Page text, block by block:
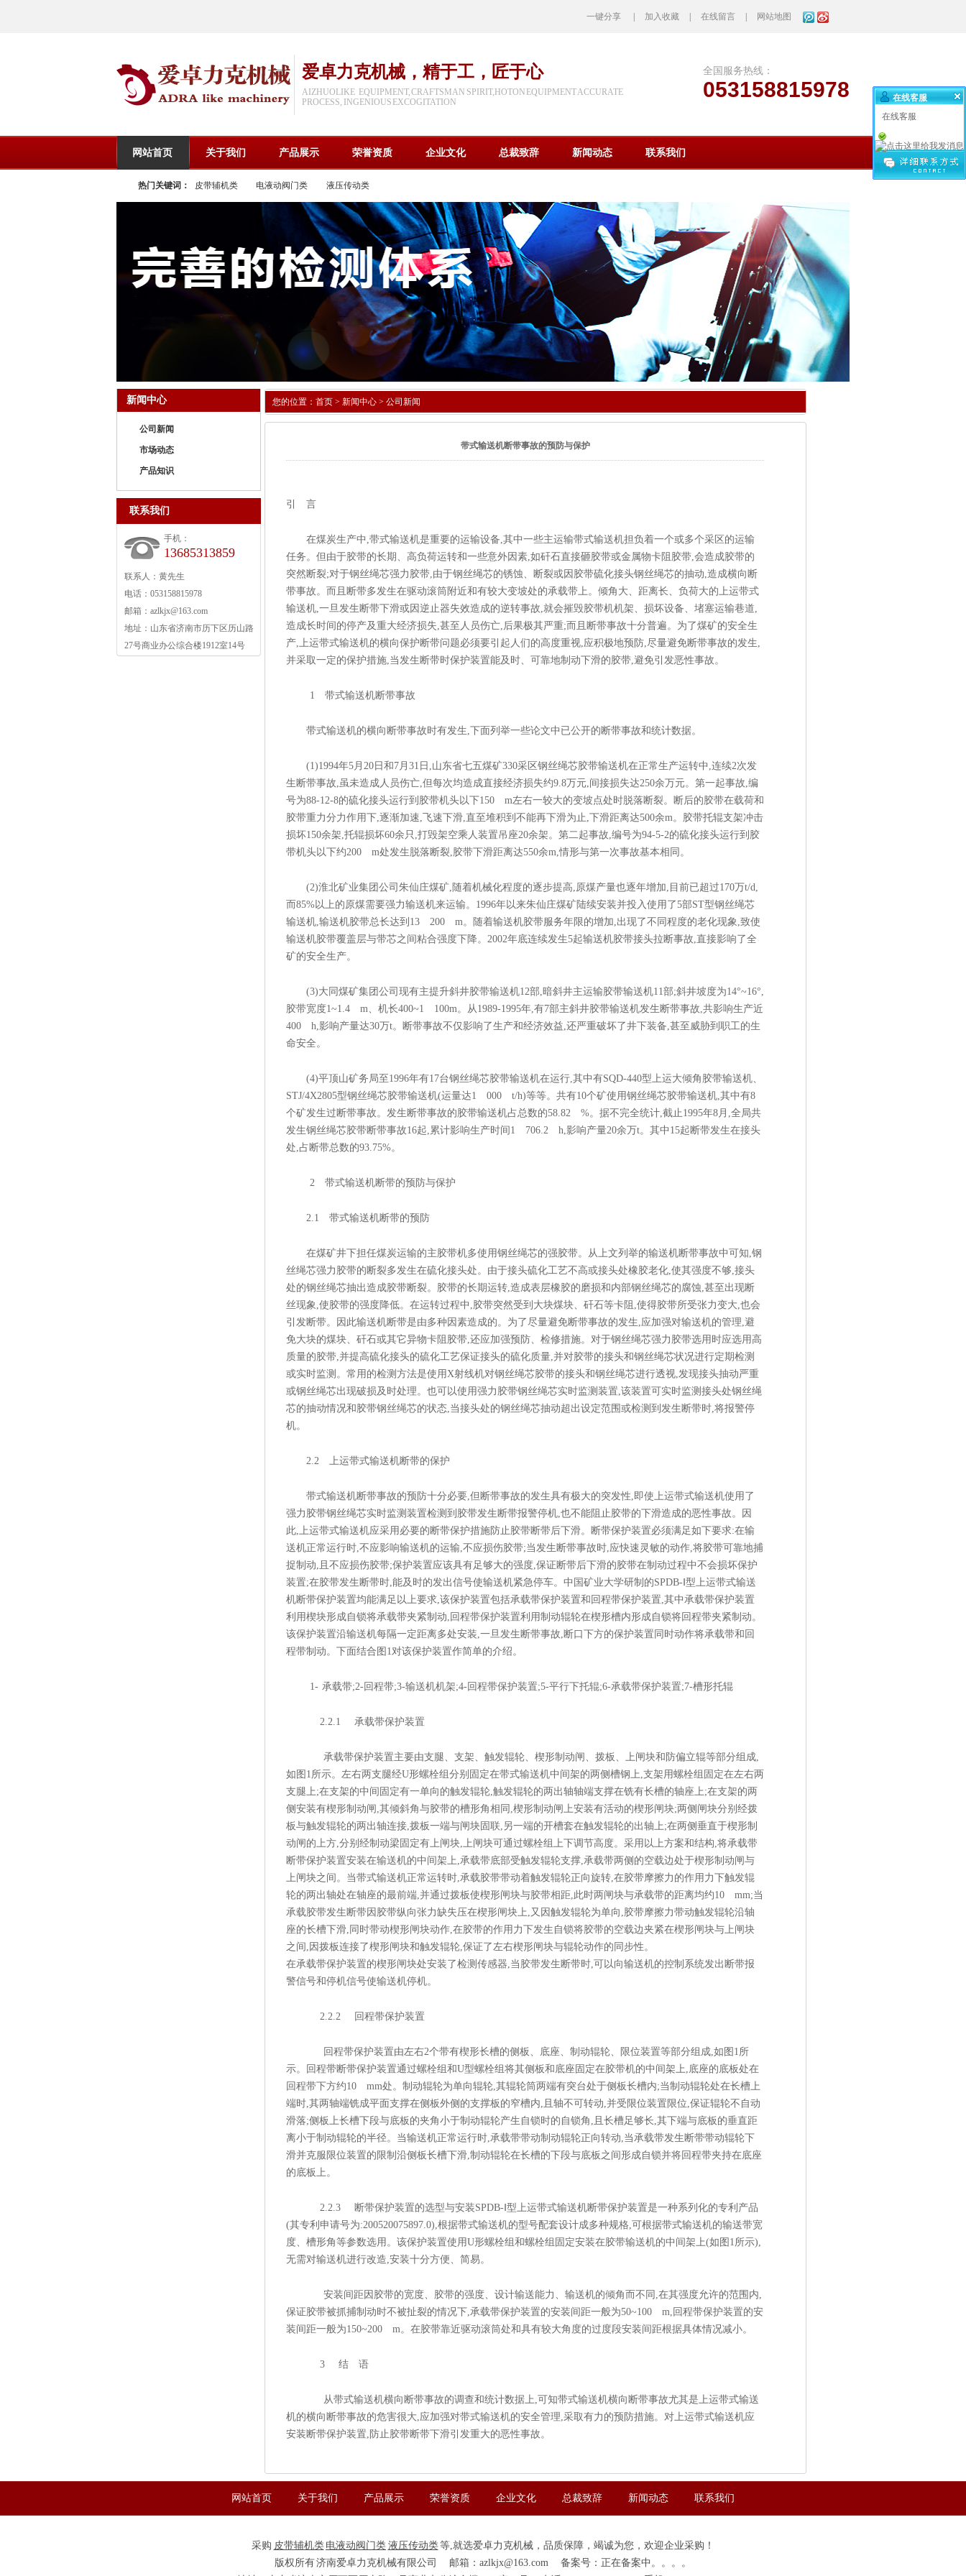
一键分享 加入收藏 在线留言 网站地图
爱卓力克机械，精于工，匠于心
AIZHUOLIKE EQUIPMENT, CRAFTSMAN SPIRIT,HOTON EQUIPMENT ACCURATE
PROCESS, INGENIOUS EXCOGITATION
全国服务热线：
053158815978
网站首页 关于我们 产品展示 荣誉资质 企业文化 总裁致辞 新闻动态 联系我们
热门关键词： 皮带辅机类 电液动阀门类 液压传动类
新闻中心
公司新闻
市场动态
产品知识
联系我们
手机：
13685313859
联系人：黄先生
电话：053158815978
邮箱：azlkjx@163.com
地址：山东省济南市历下区历山路
27号商业办公综合楼1912室14号
您的位置： 首页 > 新闻中心 > 公司新闻
带式输送机断带事故的预防与保护
引 言
在煤炭生产中,带式输送机是重要的运输设备,其中一些主运输带式输送机担负着一个或多个采区的运输
任务。但由于胶带的长期、高负荷运转和一些意外因素,如矸石直接砸胶带或金属物卡阻胶带,会造成胶带的
突然断裂;对于钢丝绳芯强力胶带,由于钢丝绳芯的锈蚀、断裂或因胶带硫化接头钢丝绳芯的抽动,造成横向断
带事故。而且断带多发生在驱动滚筒附近和有较大变坡处的承载带上。倾角大、距离长、负荷大的上运带式
输送机,一旦发生断带下滑或因逆止器失效造成的逆转事故,就会摧毁胶带机机架、损坏设备、堵塞运输巷道,
造成长时间的停产及重大经济损失,甚至人员伤亡,后果极其严重;而且断带事故十分普遍。为了煤矿的安全生
产,上运带式输送机的横向保护断带问题必须要引起人们的高度重视,应积极地预防,尽量避免断带事故的发生,
并采取一定的保护措施,当发生断带时保护装置能及时、可靠地制动下滑的胶带,避免引发恶性事故。
1 带式输送机断带事故
带式输送机的横向断带事故时有发生,下面列举一些论文中已公开的断带事故和统计数据。
(1)1994年5月20日和7月31日,山东省七五煤矿330采区钢丝绳芯胶带输送机在正常生产运转中,连续2次发
生断带事故,虽未造成人员伤亡,但每次均造成直接经济损失约9.8万元,间接损失达250余万元。第一起事故,编
号为88-12-8的硫化接头运行到胶带机头以下150 m左右一较大的变坡点处时脱落断裂。断后的胶带在载荷和
胶带重力分力作用下,逐渐加速,飞速下滑,直至堆积到不能再下滑为止,下滑距离达500余m。胶带托辊支架冲击
损坏150余架,托辊损坏60余只,打毁架空乘人装置吊座20余架。第二起事故,编号为94-5-2的硫化接头运行到胶
带机头以下约200 m处发生脱落断裂,胶带下滑距离达550余m,情形与第一次事故基本相同。
(2)淮北矿业集团公司朱仙庄煤矿,随着机械化程度的逐步提高,原煤产量也逐年增加,目前已超过170万t/d,
而85%以上的原煤需要强力输送机来运输。1996年以来朱仙庄煤矿陆续安装并投入使用了5部ST型钢丝绳芯
输送机,输送机胶带总长达到13 200 m。随着输送机胶带服务年限的增加,出现了不同程度的老化现象,致使
输送机胶带覆盖层与带芯之间粘合强度下降。2002年底连续发生5起输送机胶带接头拉断事故,直接影响了全
矿的安全生产。
(3)大同煤矿集团公司现有主提升斜井胶带输送机12部,暗斜井主运输胶带输送机11部;斜井坡度为14°~16°,
胶带宽度1~1.4 m、机长400~1 100m。从1989-1995年,有7部主斜井胶带输送机发生断带事故,共影响生产近
400 h,影响产量达30万t。断带事故不仅影响了生产和经济效益,还严重破坏了井下装备,甚至威胁到职工的生
命安全。
(4)平顶山矿务局至1996年有17台钢丝绳芯胶带输送机在运行,其中有SQD-440型上运大倾角胶带输送机、
STJ/4X2805型钢丝绳芯胶带输送机(运量达1 000 t/h)等等。共有10个矿使用钢丝绳芯胶带输送机,其中有8
个矿发生过断带事故。发生断带事故的胶带输送机占总数的58.82 %。据不完全统计,截止1995年8月,全局共
发生钢丝绳芯胶带断带事故16起,累计影响生产时间1 706.2 h,影响产量20余万t。其中15起断带发生在接头
处,占断带总数的93.75%。
2 带式输送机断带的预防与保护
2.1 带式输送机断带的预防
在煤矿井下担任煤炭运输的主胶带机多使用钢丝绳芯的强胶带。从上文列举的输送机断带事故中可知,钢
丝绳芯强力胶带的断裂多发生在硫化接头处。由于接头硫化工艺不高或接头处橡胶老化,使其强度不够,接头
处的钢丝绳芯抽出造成胶带断裂。胶带的长期运转,造成表层橡胶的磨损和内部钢丝绳芯的腐蚀,甚至出现断
丝现象,使胶带的强度降低。在运转过程中,胶带突然受到大块煤块、矸石等卡阻,使得胶带所受张力变大,也会
引发断带。因此输送机断带是由多种因素造成的。为了尽量避免断带事故的发生,应加强对输送机的管理,避
免大块的煤块、矸石或其它异物卡阻胶带,还应加强预防、检修措施。对于钢丝绳芯强力胶带选用时应选用高
质量的胶带,并提高硫化接头的硫化工艺保证接头的硫化质量,并对胶带的接头和钢丝绳芯状况进行定期检测
或实时监测。常用的检测方法是使用X射线机对钢丝绳芯胶带的接头和钢丝绳芯进行透视,发现接头抽动严重
或钢丝绳芯出现破损及时处理。也可以使用强力胶带钢丝绳芯实时监测装置,该装置可实时监测接头处钢丝绳
芯的抽动情况和胶带钢丝绳芯的状态,当接头处的钢丝绳芯抽动超出设定范围或检测到发生断带时,将报警停
机。
2.2 上运带式输送机断带的保护
带式输送机断带事故的预防十分必要,但断带事故的发生具有极大的突发性,即使上运带式输送机使用了
强力胶带钢丝绳芯实时监测装置检测到胶带发生断带报警停机,也不能阻止胶带的下滑造成的恶性事故。因
此,上运带式输送机应采用必要的断带保护措施防止胶带断带后下滑。断带保护装置必须满足如下要求:在输
送机正常运行时,不应影响输送机的运输,不应损伤胶带;当发生断带事故时,应快速灵敏的动作,将胶带可靠地捕
捉制动,且不应损伤胶带;保护装置应该具有足够大的强度,保证断带后下滑的胶带在制动过程中不会损坏保护
装置;在胶带发生断带时,能及时的发出信号使输送机紧急停车。中国矿业大学研制的SPDB-Ⅰ型上运带式输送
机断带保护装置均能满足以上要求,该保护装置包括承载带保护装置和回程带保护装置,其中承载带保护装置
利用楔块形成自锁将承载带夹紧制动,回程带保护装置利用制动辊轮在楔形槽内形成自锁将回程带夹紧制动。
该保护装置沿输送机每隔一定距离多处安装,一旦发生断带事故,断口下方的保护装置同时动作将承载带和回
程带制动。下面结合图1对该保护装置作简单的介绍。
1- 承载带;2-回程带;3-输送机机架;4-回程带保护装置;5-平行下托辊;6-承载带保护装置;7-槽形托辊
2.2.1 承载带保护装置
承载带保护装置主要由支腿、支架、触发辊轮、楔形制动闸、拨板、上闸块和防偏立辊等部分组成,
如图1所示。左右两支腿经U形螺栓组分别固定在带式输送机中间架的两侧槽钢上,支架用螺栓组固定在左右两
支腿上;在支架的中间固定有一单向的触发辊轮,触发辊轮的两出轴轴端支撑在铣有长槽的轴座上;在支架的两
侧安装有楔形制动闸,其倾斜角与胶带的槽形角相同,楔形制动闸上安装有活动的楔形闸块;两侧闸块分别经拨
板与触发辊轮的两出轴连接,拨板一端与闸块固联,另一端的开槽套在触发辊轮的出轴上;在两侧垂直于楔形制
动闸的上方,分别经制动梁固定有上闸块,上闸块可通过螺栓组上下调节高度。采用以上方案和结构,将承载带
断带保护装置安装在输送机的中间架上,承载带底部受触发辊轮支撑,承载带两侧的空载边处于楔形制动闸与
上闸块之间。当带式输送机正常运转时,承载胶带带动着触发辊轮正向旋转,在胶带摩擦力的作用力下触发辊
轮的两出轴处在轴座的最前端,并通过拨板使楔形闸块与胶带相距,此时两闸块与承载带的距离均约10 mm;当
承载胶带发生断带因胶带纵向张力缺失压在楔形闸块上,又因触发辊轮为单向,胶带摩擦力带动触发辊轮沿轴
座的长槽下滑,同时带动楔形闸块动作,在胶带的作用力下发生自锁将胶带的空载边夹紧在楔形闸块与上闸块
之间,因拨板连接了楔形闸块和触发辊轮,保证了左右楔形闸块与辊轮动作的同步性。
在承载带保护装置的楔形闸块处安装了检测传感器,当胶带发生断带时,可以向输送机的控制系统发出断带报
警信号和停机信号使输送机停机。
2.2.2 回程带保护装置
回程带保护装置由左右2个带有楔形长槽的侧板、底座、制动辊轮、限位装置等部分组成,如图1所
示。回程带断带保护装置通过螺栓组和U型螺栓组将其侧板和底座固定在胶带机的中间架上,底座的底板处在
回程带下方约10 mm处。制动辊轮为单向辊轮,其辊轮筒两端有突台处于侧板长槽内;当制动辊轮处在长槽上
端时,其两轴端铣成平面支撑在侧板外侧的支撑板的窄槽内,且轴不可转动,并受限位装置限位,保证辊轮不自动
滑落;侧板上长槽下段与底板的夹角小于制动辊轮产生自锁时的自锁角,且长槽足够长,其下端与底板的垂直距
离小于制动辊轮的半径。当输送机正常运行时,承载带带动制动辊轮正向转动,当承载带发生断带带动辊轮下
滑并克服限位装置的限制沿侧板长槽下滑,制动辊轮在长槽的下段与底板之间形成自锁并将回程带夹持在底座
的底板上。
2.2.3
断带保护装置的选型与安装SPDB-Ⅰ型上运带式输送机断带保护装置是一种系列化的专利产品
(其专利申请号为:200520075897.0),根据带式输送机的型号配套设计成多种规格,可根据带式输送机的输送带宽
度、槽形角等参数选用。该保护装置使用U形螺栓组和螺栓组固定安装在胶带输送机的中间架上(如图1所示),
无需对输送机进行改造,安装十分方便、简易。
安装间距因胶带的宽度、胶带的强度、设计输送能力、输送机的倾角而不同,在其强度允许的范围内,
保证胶带被抓捕制动时不被扯裂的情况下,承载带保护装置的安装间距一般为50~100 m,回程带保护装置的安
装间距一般为150~200 m。在胶带靠近驱动滚筒处和具有较大角度的过度段安装间距根据具体情况减小。
3 结 语
从带式输送机横向断带事故的调查和统计数据上,可知带式输送机横向断带事故尤其是上运带式输送
机的横向断带事故的危害很大,应加强对带式输送机的安全管理,采取有力的预防措施。对上运带式输送机应
安装断带保护装置,防止胶带断带下滑引发重大的恶性事故。
网站首页 关于我们 产品展示 荣誉资质 企业文化 总裁致辞 新闻动态 联系我们
采购 皮带辅机类 电液动阀门类 液压传动类等,就选爱卓力克机械，品质保障，竭诚为您，欢迎企业采购！
版权所有 济南爱卓力克机械有限公司
邮箱：azlkjx@163.com
备案号：正在备案中。。。。
在线客服
在线客服